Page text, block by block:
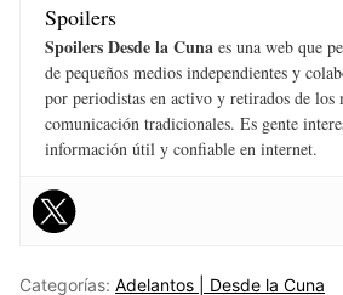
Spoilers
Spoilers Desde la Cuna es una web que
de pequeños medios independientes y
por periodistas en activo y retirados de los
comunicación tradicionales. Es gente
información útil y confiable en internet.
Categorías: Adelantos | Desde la Cuna